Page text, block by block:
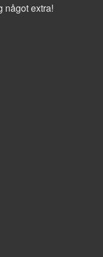
något extra!